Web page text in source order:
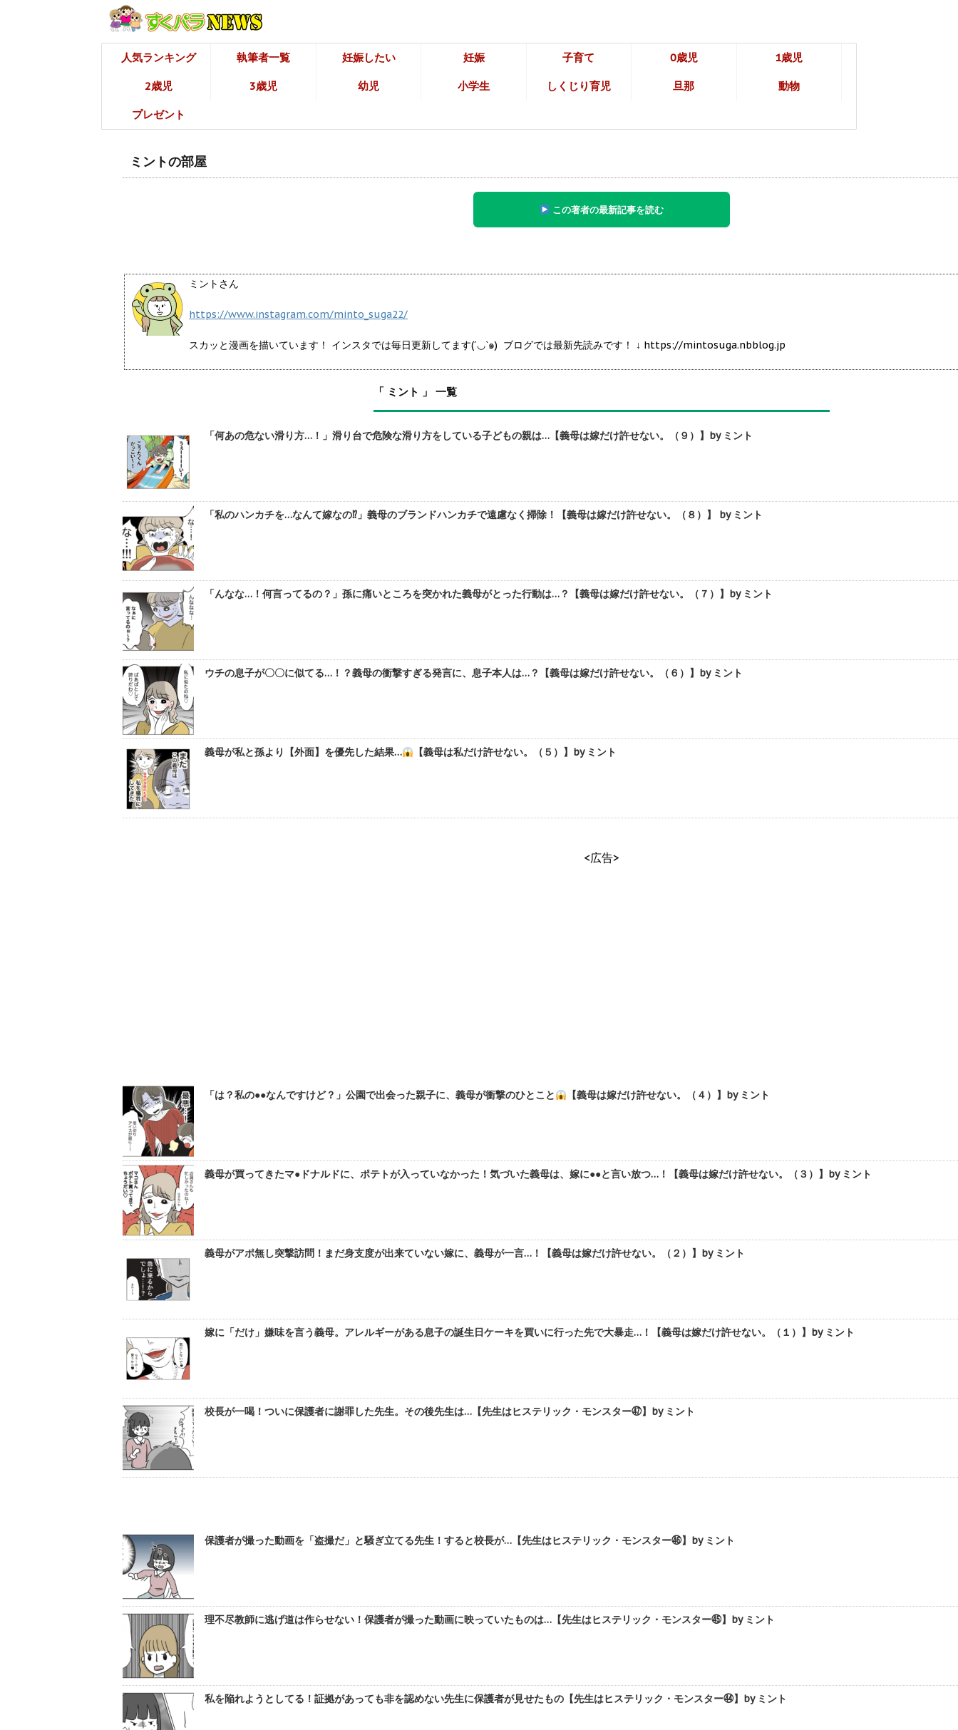
人気ランキング 執筆者一覧 妊娠したい 妊娠 子育て 0歳児 1歳児
2歳児 3歳児 幼児 小学生 しくじり育児 旦那 動物
プレゼント
ミントの部屋
この著者の最新記事を読む
ミントさん
https://www.instagram.com/minto_suga22/
スカッと漫画を描いています！ インスタでは毎日更新してます(´◡`๑) ブログでは最新先読みです！ ↓ https://mintosuga.nbblog.jp
「 ミント 」 一覧
「何あの危ない滑り方…！」滑り台で危険な滑り方をしている子どもの親は…【義母は嫁だけ許せない。（９）】by ミント
「私のハンカチを…なんて嫁なの⁉︎」義母のブランドハンカチで遠慮なく掃除！【義母は嫁だけ許せない。（８）】 by ミント
「んなな…！何言ってるの？」孫に痛いところを突かれた義母がとった行動は…？【義母は嫁だけ許せない。（７）】by ミント
ウチの息子が〇〇に似てる…！？義母の衝撃すぎる発言に、息子本人は…？【義母は嫁だけ許せない。（６）】by ミント
義母が私と孫より【外面】を優先した結果… 【義母は私だけ許せない。（５）】by ミント
<広告>
「は？私の●●なんですけど？」公園で出会った親子に、義母が衝撃のひとこと 【義母は嫁だけ許せない。（４）】by ミント
義母が買ってきたマ●ドナルドに、ポテトが入っていなかった！気づいた義母は、嫁に●●と言い放つ…！【義母は嫁だけ許せない。（３）】by ミント
義母がアポ無し突撃訪問！まだ身支度が出来ていない嫁に、義母が一言…！【義母は嫁だけ許せない。（２）】by ミント
嫁に「だけ」嫌味を言う義母。アレルギーがある息子の誕生日ケーキを買いに行った先で大暴走…！【義母は嫁だけ許せない。（１）】by ミント
校長が一喝！ついに保護者に謝罪した先生。その後先生は…【先生はヒステリック・モンスター㊼】by ミント
保護者が撮った動画を「盗撮だ」と騒ぎ立てる先生！すると校長が…【先生はヒステリック・モンスター㊻】by ミント
理不尽教師に逃げ道は作らせない！保護者が撮った動画に映っていたものは…【先生はヒステリック・モンスター㊺】by ミント
私を陥れようとしてる！証拠があっても非を認めない先生に保護者が見せたもの【先生はヒステリック・モンスター㊹】by ミント